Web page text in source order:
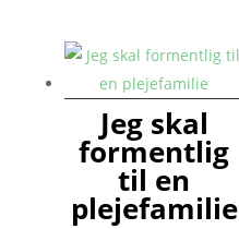
Jeg skal
formentlig
til en
plejefamilie